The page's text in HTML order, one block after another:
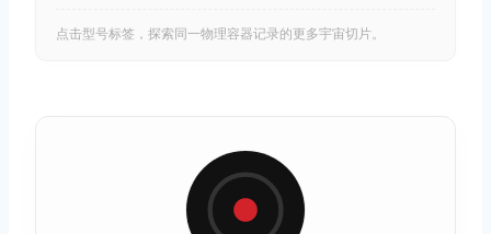
点击型号标签，探索同一物理容器记录的更多宇宙切片。